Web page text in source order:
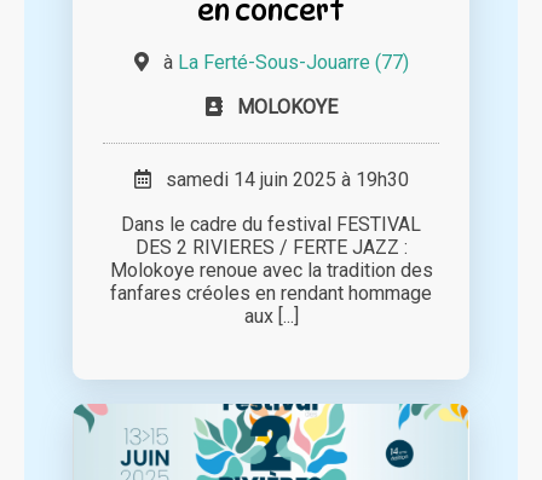
en concert
à La Ferté-Sous-Jouarre (77)
MOLOKOYE
samedi 14 juin 2025 à 19h30
Dans le cadre du festival FESTIVAL
DES 2 RIVIERES / FERTE JAZZ :
Molokoye renoue avec la tradition des
fanfares créoles en rendant hommage
aux [...]